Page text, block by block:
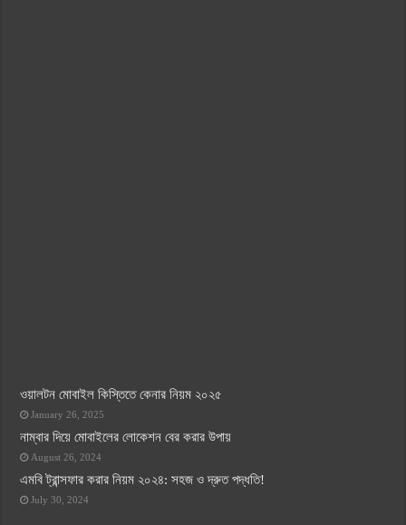
ওয়ালটন মোবাইল কিস্তিতে কেনার নিয়ম ২০২৫
January 26, 2025
নাম্বার দিয়ে মোবাইলের লোকেশন বের করার উপায়
August 26, 2024
এমবি ট্রান্সফার করার নিয়ম ২০২৪: সহজ ও দ্রুত পদ্ধতি!
July 30, 2024